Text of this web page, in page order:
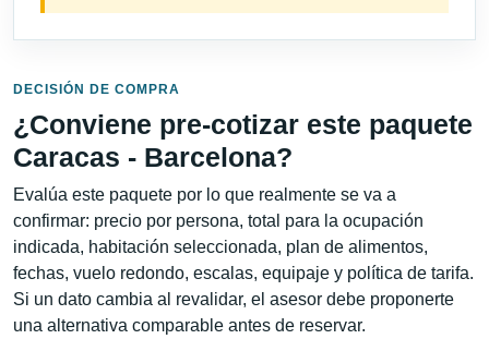
DECISIÓN DE COMPRA
¿Conviene pre-cotizar este paquete
Caracas - Barcelona?
Evalúa este paquete por lo que realmente se va a
confirmar: precio por persona, total para la ocupación
indicada, habitación seleccionada, plan de alimentos,
fechas, vuelo redondo, escalas, equipaje y política de tarifa.
Si un dato cambia al revalidar, el asesor debe proponerte
una alternativa comparable antes de reservar.